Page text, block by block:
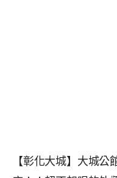
【彰化大城】大城